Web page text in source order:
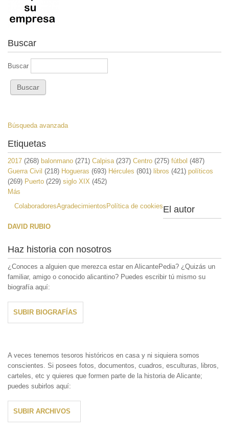
Buscar
Buscar
Búsqueda avanzada
Etiquetas
2017 (268) balonmano (271) Calpisa (237) Centro (275) fútbol (487)
Guerra Civil (218) Hogueras (693) Hércules (801) libros (421) políticos
(269) Puerto (229) siglo XIX (452)
Más
ColaboradoresAgradecimientos Política de cookiesEl autor
DAVID RUBIO
Haz historia con nosotros
¿Conoces a alguien que merezca estar en AlicantePedia? ¿Quizás un
familiar, amigo o conocido alicantino? Puedes escribir tú mismo su
biografía aquí:
SUBIR BIOGRAFÍAS
A veces tenemos tesoros históricos en casa y ni siquiera somos
conscientes. Si posees fotos, documentos, cuadros, esculturas, libros,
carteles, etc y quieres que formen parte de la historia de Alicante;
puedes subirlos aquí:
SUBIR ARCHIVOS